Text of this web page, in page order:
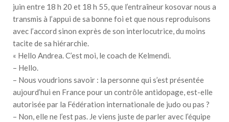
juin entre 18 h 20 et 18 h 55, que l’entraîneur kosovar nous a
transmis à l’appui de sa bonne foi et que nous reproduisons
avec l’accord sinon exprès de son interlocutrice, du moins
tacite de sa hiérarchie.
« Hello Andrea. C’est moi, le coach de Kelmendi.
– Hello.
– Nous voudrions savoir : la personne qui s’est présentée
aujourd’hui en France pour un contrôle antidopage, est-elle
autorisée par la Fédération internationale de judo ou pas ?
– Non, elle ne l’est pas. Je viens juste de parler avec l’équipe